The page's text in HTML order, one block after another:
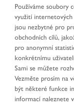
VYBRAT ZEMI
Toggle
navigation
MENU
Používáme soubory
využití
jsou nezbytné pro
obchodních cílů,
pro anonymní
konkrétnímu
Sami se můžete
Vezměte prosím na
být některé funkce
informací naleznete